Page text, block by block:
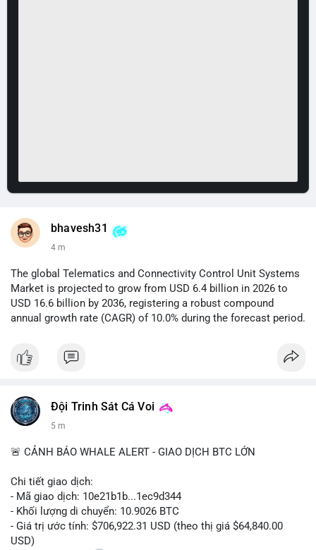
bhavesh31
4 m
The global Telematics and Connectivity Control Unit Systems
Market is projected to grow from USD 6.4 billion in 2026 to
USD 16.6 billion by 2036, registering a robust compound
annual growth rate (CAGR) of 10.0% during the forecast period.
Đội Trinh Sát Cá Voi
5 m
🚨 CẢNH BÁO WHALE ALERT - GIAO DỊCH BTC LỚN
Chi tiết giao dịch:
- Mã giao dịch: 10e21b1b...1ec9d344
- Khối lượng di chuyển: 10.9026 BTC
- Giá trị ước tính: $706,922.31 USD (theo thị giá $64,840.00
USD)